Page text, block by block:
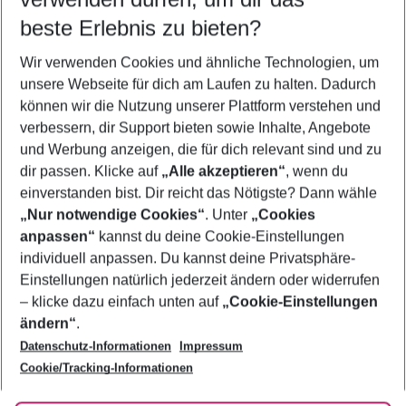
5-8 Nächte
2 Erwachsene Keine Kinder
Mehr Filter anzeigen
Footer
Footer navigation
Über uns
AGB
Bestpreisgarantie
Cookie-Einstellungen ändern
Cookie-Richtlinie
Agenturbetreuung
Barrierefreies Reisen
Folge uns
beste Erlebnis zu bieten?
Wir verwenden Cookies und ähnliche Technologien, um
unsere Webseite für dich am Laufen zu halten. Dadurch
können wir die Nutzung unserer Plattform verstehen und
verbessern, dir Support bieten sowie Inhalte, Angebote
und Werbung anzeigen, die für dich relevant sind und zu
dir passen. Klicke auf „Alle akzeptieren“, wenn du
einverstanden bist. Dir reicht das Nötigste? Dann wähle
„Nur notwendige Cookies“. Unter „Cookies
anpassen“ kannst du deine Cookie-Einstellungen
individuell anpassen. Du kannst deine Privatsphäre-
Einstellungen natürlich jederzeit ändern oder widerrufen
– klicke dazu einfach unten auf „Cookie-Einstellungen
ändern“.
Datenschutz-Informationen
Impressum
Cookie/Tracking-Informationen